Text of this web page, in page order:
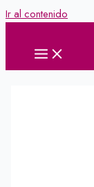
Ir al contenido